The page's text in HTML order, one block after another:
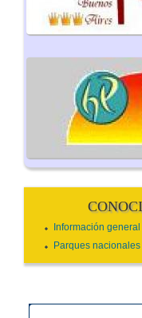
Información general
Parques nacionales